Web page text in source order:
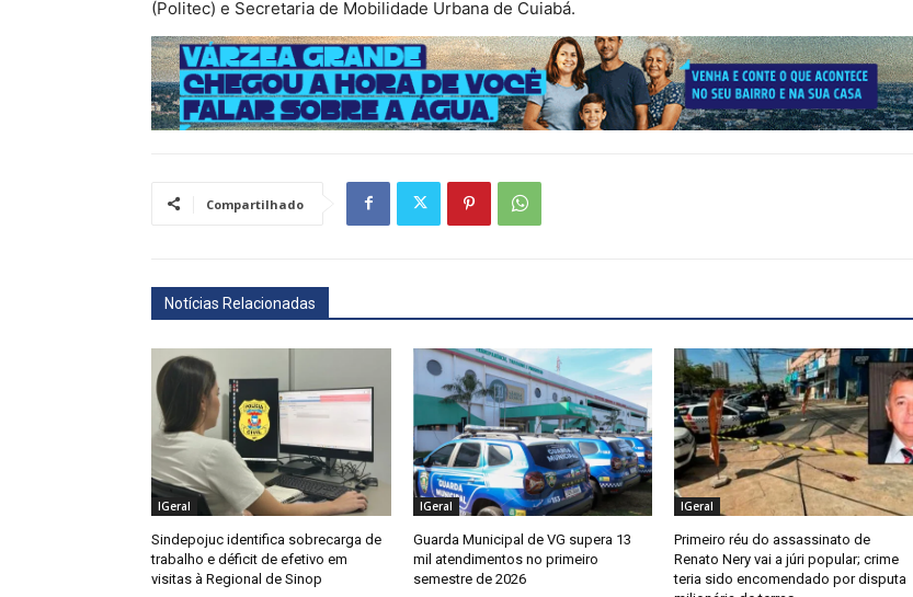
(Politec) e Secretaria de Mobilidade Urbana de Cuiabá.
Compartilhado
Notícias Relacionadas
IGeral
Sindepojuc identifica sobrecarga de
trabalho e déficit de efetivo em
visitas à Regional de Sinop
IGeral
Guarda Municipal de VG supera 13
mil atendimentos no primeiro
semestre de 2026
IGeral
Primeiro réu do assassinato de
Renato Nery vai a júri popular; crime
teria sido encomendado por disputa